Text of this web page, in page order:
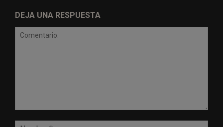
DEJA UNA RESPUESTA